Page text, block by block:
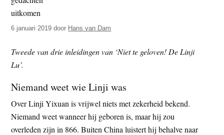
t
e
e
s
t
e
6 januari 2019 door Hans van Dam
Tweede van drie inleidingen van ‘Niet te geloven! De Linji
Lu’.
Niemand weet wie Linji was
Over Linji Yixuan is vrijwel niets met zekerheid bekend.
Niemand weet wanneer hij geboren is, maar hij zou
overleden zijn in 866. Buiten China luistert hij behalve naar